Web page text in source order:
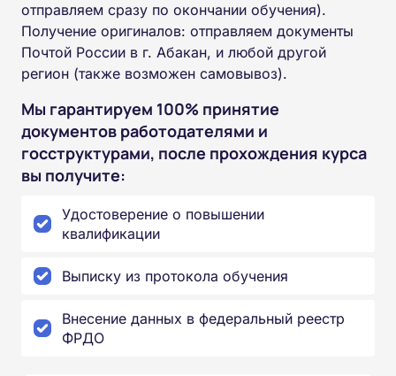
отправляем сразу по окончании обучения).
Получение оригиналов: отправляем документы
Почтой России в г. Абакан, и любой другой
регион (также возможен самовывоз).
Мы гарантируем 100% принятие
документов работодателями и
госструктурами, после прохождения курса
вы получите:
Удостоверение о повышении
квалификации
Выписку из протокола обучения
Внесение данных в федеральный реестр
ФРДО